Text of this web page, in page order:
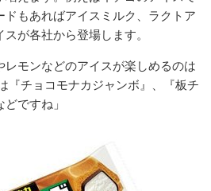
ドもあればアイスミルク、ラクトア
が各社から登場します。
モンなどのアイスが楽しめるのは
『チョコモナカジャンボ』、『板チ
ですね」